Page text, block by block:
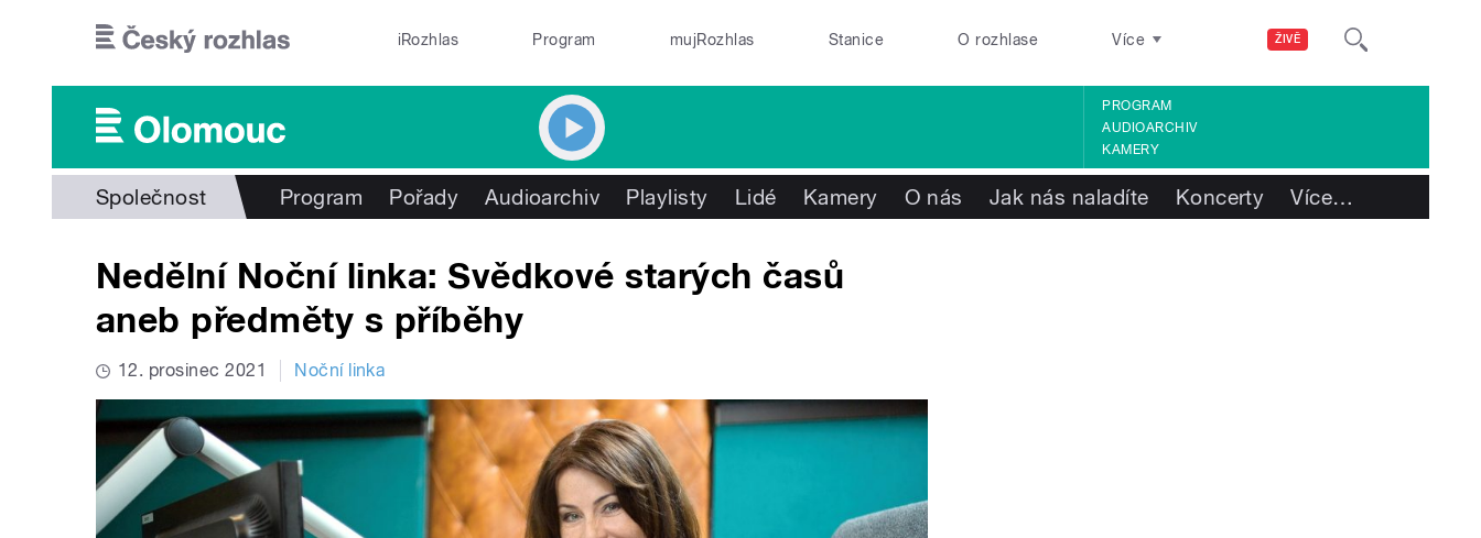
ŽIVĚ
iRozhlas Program mujRozhlas Stanice O rozhlase Více
PROGRAM
AUDIOARCHIV
KAMERY
Společnost Program Pořady Audioarchiv Playlisty Lidé Kamery O nás Jak nás naladíte Koncerty Více…
Nedělní Noční linka: Svědkové starých časů
aneb předměty s příběhy
12. prosinec 2021 Noční linka